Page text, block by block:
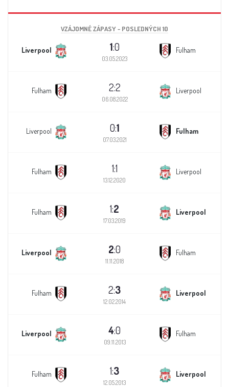
VZÁJOMNÉ ZÁPASY - POSLEDNÝCH 10
Liverpool 1:0
03.05.2023
Fulham
Fulham 2:2
06.08.2022
Liverpool
Liverpool 0:1
07.03.2021
Fulham
Fulham 1:1
13.12.2020
Liverpool
Fulham 1:2
17.03.2019
Liverpool
Liverpool 2:0
11.11.2018
Fulham
Fulham 2:3
12.02.2014
Liverpool
Liverpool 4:0
09.11.2013
Fulham
Fulham 1:3
12.05.2013
Liverpool